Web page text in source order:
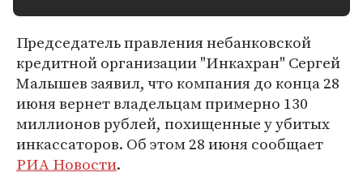
Председатель правления небанковской
кредитной организации "Инкахран" Сергей
Малышев заявил, что компания до конца 28
июня вернет владельцам примерно 130
миллионов рублей, похищенные у убитых
инкассаторов. Об этом 28 июня сообщает
РИА Новости.